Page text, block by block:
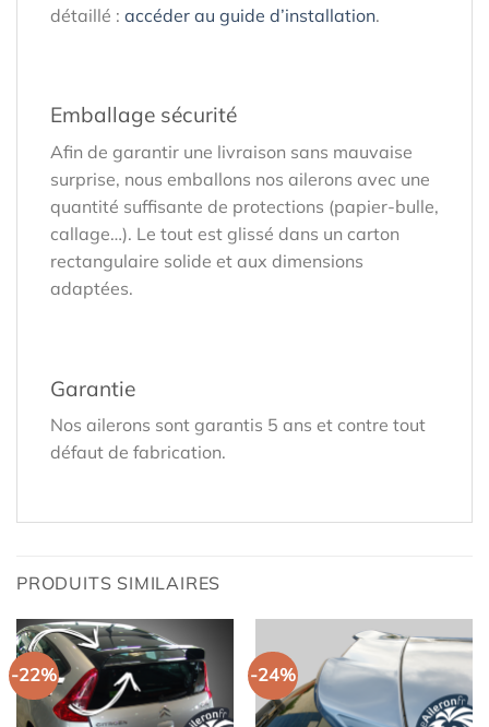
détaillé : accéder au guide d’installation.
Emballage sécurité
Afin de garantir une livraison sans mauvaise
surprise, nous emballons nos ailerons avec une
quantité suffisante de protections (papier-bulle,
callage…). Le tout est glissé dans un carton
rectangulaire solide et aux dimensions
adaptées.
Garantie
Nos ailerons sont garantis 5 ans et contre tout
défaut de fabrication.
PRODUITS SIMILAIRES
-22% -24%